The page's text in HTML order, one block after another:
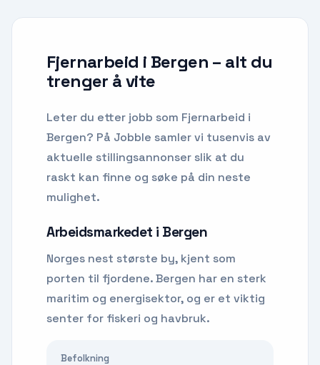
Fjernarbeid i Bergen – alt du
trenger å vite
Leter du etter jobb som Fjernarbeid i
Bergen? På Jobble samler vi tusenvis av
aktuelle stillingsannonser slik at du
raskt kan finne og søke på din neste
mulighet.
Arbeidsmarkedet i Bergen
Norges nest største by, kjent som
porten til fjordene. Bergen har en sterk
maritim og energisektor, og er et viktig
senter for fiskeri og havbruk.
Befolkning